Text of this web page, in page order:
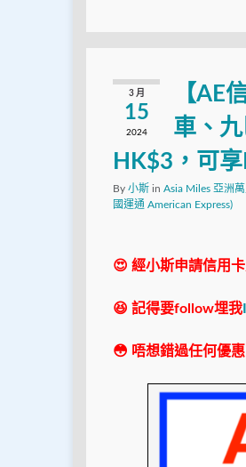
3 月
15
2024
【AE
車、
HK$3，可
By 小斯 in Asia Miles 亞洲
國運通 American Express)
😍 經小斯申請信用
😆 記得要follow埋我
😳 唔想錯過任何優